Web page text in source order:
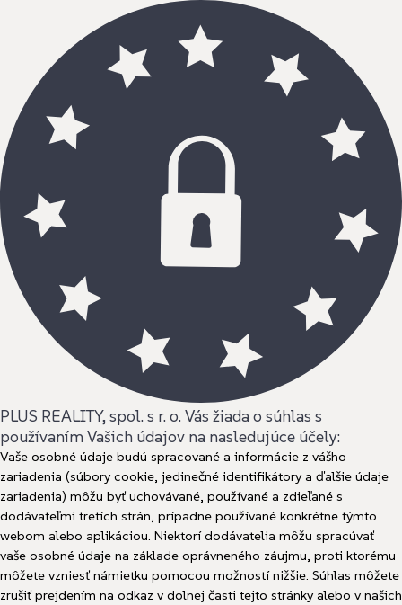
PLUS REALITY, spol. s r. o. Vás žiada o súhlas s
používaním Vašich údajov na nasledujúce účely:
Vaše osobné údaje budú spracované a informácie z vášho
zariadenia (súbory cookie, jedinečné identifikátory a ďalšie údaje
zariadenia) môžu byť uchovávané, používané a zdieľané s
dodávateľmi tretích strán, prípadne používané konkrétne týmto
webom alebo aplikáciou. Niektorí dodávatelia môžu spracúvať
vaše osobné údaje na základe oprávneného záujmu, proti ktorému
môžete vzniesť námietku pomocou možností nižšie. Súhlas môžete
zrušiť prejdením na odkaz v dolnej časti tejto stránky alebo v našich